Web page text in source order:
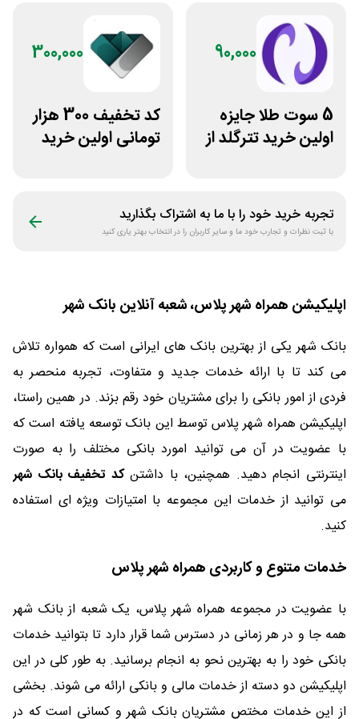
90,000
5 سوت طلا جایزه
اولین خرید تترگلد از
300,000
کد تخفیف 300 هزار
تومانی اولین خرید
تجربه خرید خود را با ما به اشتراک بگذارید
با ثبت نظرات و تجارب خود ما و سایر کاربران را در انتخاب بهتر یاری کنید
اپلیکیشن همراه شهر پلاس، شعبه آنلاین بانک شهر
بانک شهر یکی از بهترین بانک های ایرانی است که همواره تلاش
می کند تا با ارائه خدمات جدید و متفاوت، تجربه منحصر به
فردی از امور بانکی را برای مشتریان خود رقم بزند. در همین راستا،
اپلیکیشن همراه شهر پلاس توسط این بانک توسعه یافته است که
با عضویت در آن می توانید امورد بانکی مختلف را به صورت
اینترنتی انجام دهید. همچنین، با داشتنکد تخفیف بانک شهر
می توانید از خدمات این مجموعه با امتیازات ویژه ای استفاده
کنید.
خدمات متنوع و کاربردی همراه شهر پلاس
با عضویت در مجموعه همراه شهر پلاس، یک شعبه از بانک شهر
همه جا و در هر زمانی در دسترس شما قرار دارد تا بتوانید خدمات
بانکی خود را به بهترین نحو به انجام برسانید. به طور کلی در این
اپلیکیشن دو دسته از خدمات مالی و بانکی ارائه می شوند. بخشی
از این خدمات مختص مشتریان بانک شهر و کسانی است که در